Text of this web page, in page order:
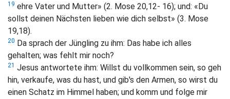
19 ehre Vater und Mutter» (2. Mose 20,12- 16); und: «Du
sollst deinen Nächsten lieben wie dich selbst» (3. Mose
19,18).
20 Da sprach der Jüngling zu ihm: Das habe ich alles
gehalten; was fehlt mir noch?
21 Jesus antwortete ihm: Willst du vollkommen sein, so geh
hin, verkaufe, was du hast, und gib's den Armen, so wirst du
einen Schatz im Himmel haben; und komm und folge mir